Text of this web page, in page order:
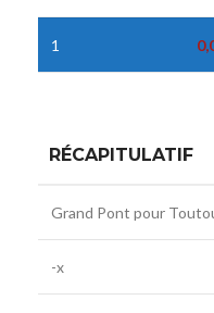
1
RÉCAPITULATIF
Grand Pont pour
-x